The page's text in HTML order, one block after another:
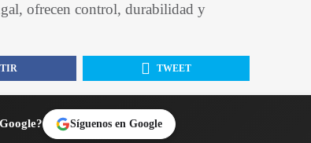
ofrecen control, durabilidad y
TWEET
Síguenos en Google